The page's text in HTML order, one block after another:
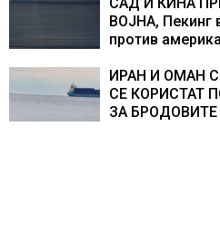
ВОЈНА, Пекинг
против
ИРАН И ОМАН
СЕ КОРИСТАТ
ЗА